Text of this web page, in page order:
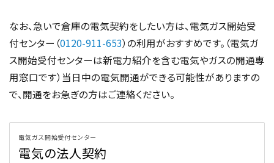
なお、急いで倉庫の電気契約をしたい方は、電気ガス開始受
付センター（0120-911-653）の利用がおすすめです。（電気ガ
ス開始受付センターは新電力紹介を含む電気やガスの開通専
用窓口です）当日中の電気開通ができる可能性がありますの
で、開通をお急ぎの方はご連絡ください。
電気ガス開始受付センター
電気の法人契約